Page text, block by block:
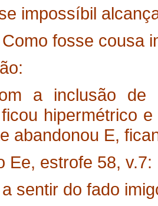
impossíbil
fosse cousa
a inclusão de
hipermétrico
abandonou E,
Ee, estrofe 58, v.7:
sentir do fado